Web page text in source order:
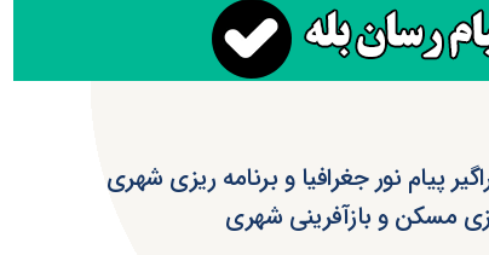
پیام نور جغرافیا و برنامه ریزی شهری
مسکن و بازآفرینی شهری